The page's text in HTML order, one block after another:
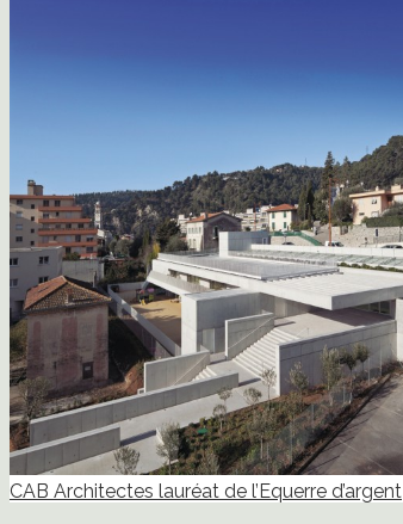
CAB Architectes lauréat de l’Equerre d’argent